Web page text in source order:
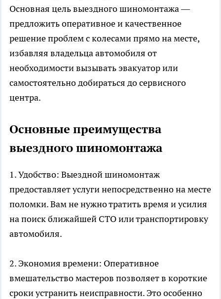
Основная цель выездного шиномонтажа —
предложить оперативное и качественное
решение проблем с колесами прямо на месте,
избавляя владельца автомобиля от
необходимости вызывать эвакуатор или
самостоятельно добираться до сервисного
центра.
Основные преимущества
выездного шиномонтажа
1. Удобство: Выездной шиномонтаж
предоставляет услуги непосредственно на месте
поломки. Вам не нужно тратить время и усилия
на поиск ближайшей СТО или транспортировку
автомобиля.
2. Экономия времени: Оперативное
вмешательство мастеров позволяет в короткие
сроки устранить неисправности. Это особенно